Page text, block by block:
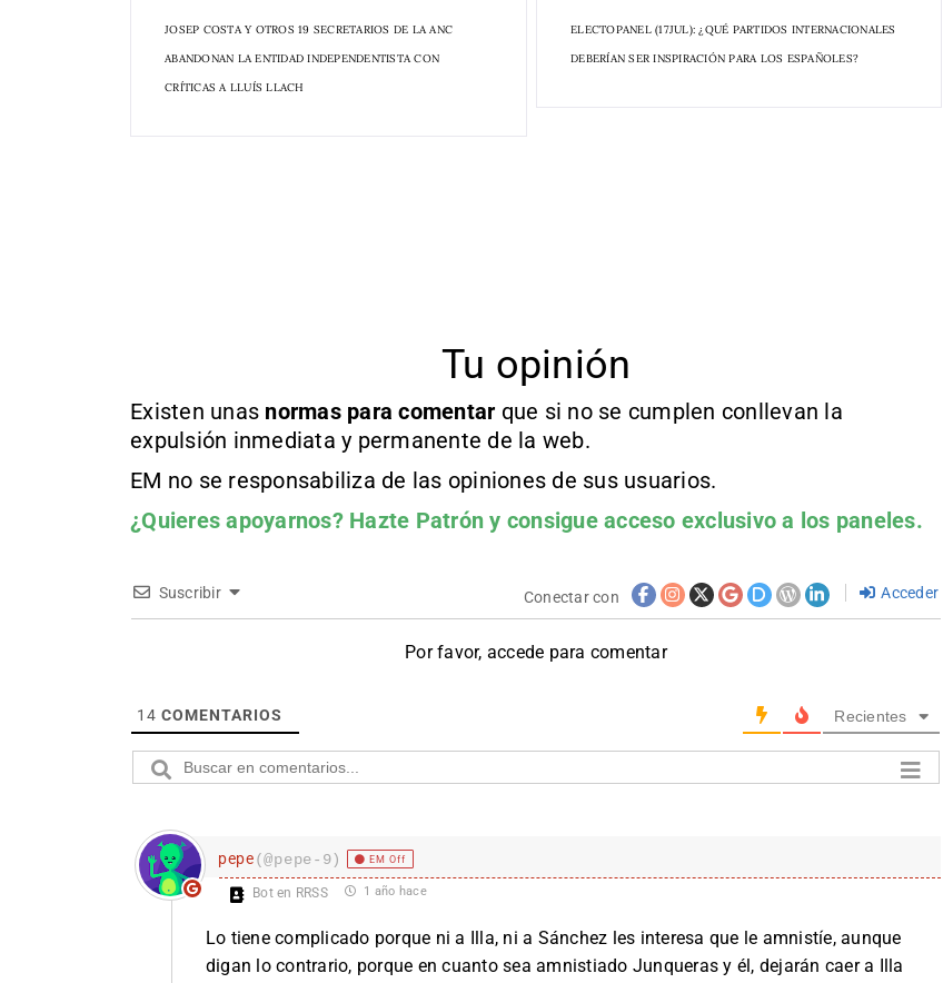
JOSEP COSTA Y OTROS 19 SECRETARIOS DE LA ANC
ABANDONAN LA ENTIDAD INDEPENDENTISTA CON
CRÍTICAS A LLUÍS LLACH
ELECTOPANEL (17JUL): ¿QUÉ PARTIDOS INTERNACIONALES
DEBERÍAN SER INSPIRACIÓN PARA LOS ESPAÑOLES?
Tu opinión
Existen unas normas para comentar que si no se cumplen conllevan la
expulsión inmediata y permanente de la web.
EM no se responsabiliza de las opiniones de sus usuarios.
¿Quieres apoyarnos? Hazte Patrón y consigue acceso exclusivo a los paneles.
Suscribir Conectar con Acceder
Por favor, accede para comentar
14 COMENTARIOS Recientes
pepe(@pepe-9) EM Off
Bot en RRSS 1 año hace
Lo tiene complicado porque ni a Illa, ni a Sánchez les interesa que le amnistíe, aunque
digan lo contrario, porque en cuanto sea amnistiado Junqueras y él, dejarán caer a Illa